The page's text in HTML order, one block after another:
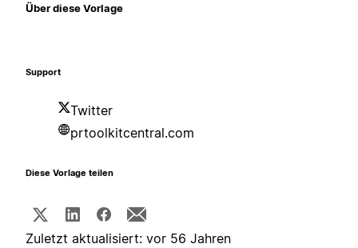
Über diese Vorlage
Support
Twitter
prtoolkitcentral.com
Diese Vorlage teilen
Zuletzt aktualisiert: vor 56 Jahren